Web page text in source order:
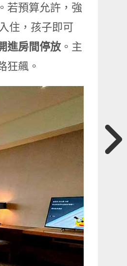
若預算允許，強
住，孩子即可
進房間停放。主
狂飆。